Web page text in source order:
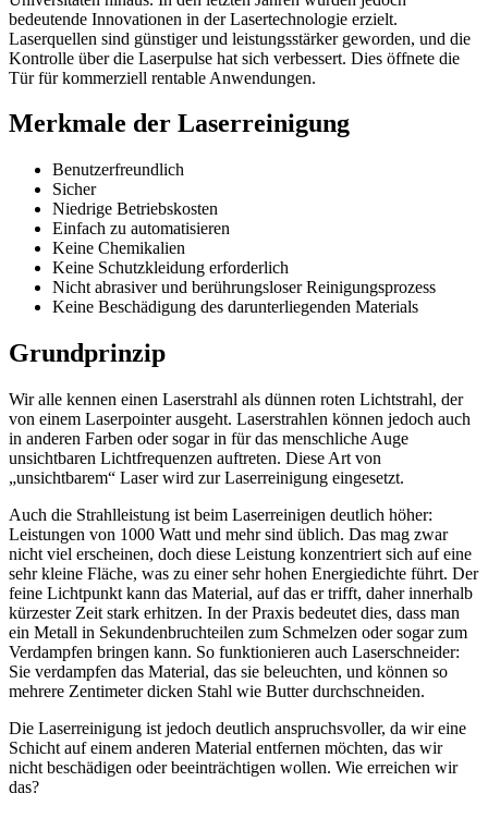
bedeutende Innovationen in der Lasertechnologie erzielt.
Laserquellen sind günstiger und leistungsstärker geworden, und die
Kontrolle über die Laserpulse hat sich verbessert. Dies öffnete die
Tür für kommerziell rentable Anwendungen.
Merkmale der Laserreinigung
Benutzerfreundlich
Sicher
Niedrige Betriebskosten
Einfach zu automatisieren
Keine Chemikalien
Keine Schutzkleidung erforderlich
Nicht abrasiver und berührungsloser Reinigungsprozess
Keine Beschädigung des darunterliegenden Materials
Grundprinzip
Wir alle kennen einen Laserstrahl als dünnen roten Lichtstrahl, der
von einem Laserpointer ausgeht. Laserstrahlen können jedoch auch
in anderen Farben oder sogar in für das menschliche Auge
unsichtbaren Lichtfrequenzen auftreten. Diese Art von
„unsichtbarem“ Laser wird zur Laserreinigung eingesetzt.
Auch die Strahlleistung ist beim Laserreinigen deutlich höher:
Leistungen von 1000 Watt und mehr sind üblich. Das mag zwar
nicht viel erscheinen, doch diese Leistung konzentriert sich auf eine
sehr kleine Fläche, was zu einer sehr hohen Energiedichte führt. Der
feine Lichtpunkt kann das Material, auf das er trifft, daher innerhalb
kürzester Zeit stark erhitzen. In der Praxis bedeutet dies, dass man
ein Metall in Sekundenbruchteilen zum Schmelzen oder sogar zum
Verdampfen bringen kann. So funktionieren auch Laserschneider:
Sie verdampfen das Material, das sie beleuchten, und können so
mehrere Zentimeter dicken Stahl wie Butter durchschneiden.
Die Laserreinigung ist jedoch deutlich anspruchsvoller, da wir eine
Schicht auf einem anderen Material entfernen möchten, das wir
nicht beschädigen oder beeinträchtigen wollen. Wie erreichen wir
das?